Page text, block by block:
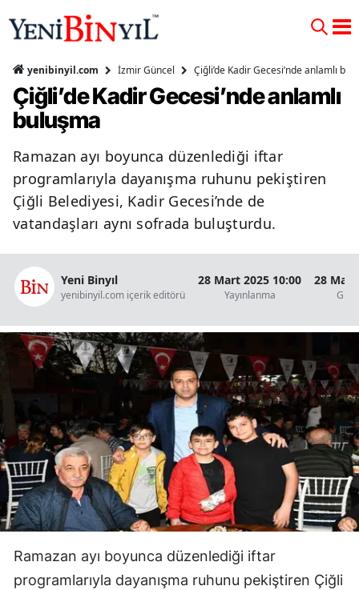
yenibinyil.com İzmir Güncel Çiğli’de Kadir Gecesi’nde anlamlı
Çiğli’de Kadir Gecesi’nde anlamlı
buluşma
Ramazan ayı boyunca düzenlediği iftar
programlarıyla dayanışma ruhunu pekiştiren
Çiğli Belediyesi, Kadir Gecesi’nde de
vatandaşları aynı sofrada buluşturdu.
Yeni Binyıl
yenibinyil.com içerik editörü
28 Mart 2025 10:00
Yayınlanma
28 Mart
Ramazan ayı boyunca düzenlediği iftar
programlarıyla dayanışma ruhunu pekiştiren Çiğli